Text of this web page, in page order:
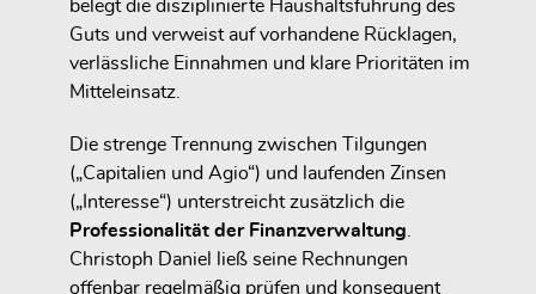
belegt die disziplinierte Haushaltsführung des
Guts und verweist auf vorhandene Rücklagen,
verlässliche Einnahmen und klare Prioritäten im
Mitteleinsatz.
Die strenge Trennung zwischen Tilgungen
(„Capitalien und Agio“) und laufenden Zinsen
(„Interesse“) unterstreicht zusätzlich die
Professionalität der Finanzverwaltung.
Christoph Daniel ließ seine Rechnungen
offenbar regelmäßig prüfen und konsequent